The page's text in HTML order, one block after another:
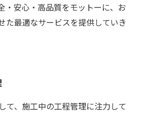
・安心・高品質をモットーに、お
た最適なサービスを提供していき
て、施工中の工程管理に注力して